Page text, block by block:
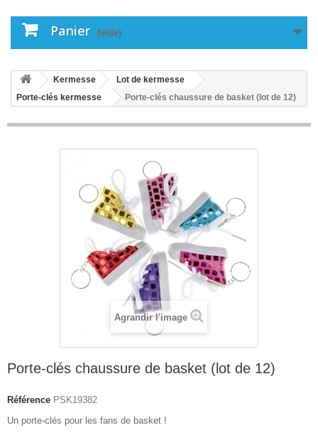
Panier (vide)
Kermesse
Lot de kermesse
Porte-clés kermesse
Porte-clés chaussure de basket (lot de 12)
Agrandir l'image
Porte-clés chaussure de basket (lot de 12)
Référence PSK19382
Un porte-clés pour les fans de basket !